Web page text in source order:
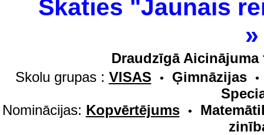
Skaties "Jaunais
Draudzīgā
Skolu grupas : VISAS • Ģimnāzijas •
Nominācijas: Kopvērtējums •